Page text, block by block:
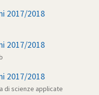
2017/2018
2017/2018
2017/2018
di scienze applicate